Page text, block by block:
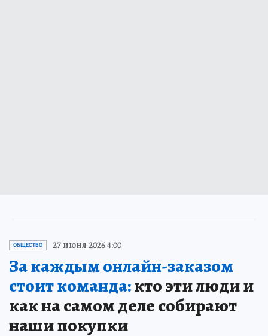
ОБЩЕСТВО 27 июня 2026 4:00
За каждым онлайн-заказом
стоит команда:кто эти люди и
как на самом деле собирают
наши покупки